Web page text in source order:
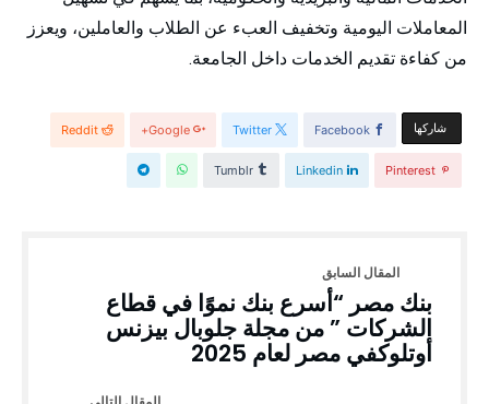
المعاملات اليومية وتخفيف العبء عن الطلاب والعاملين، ويعزز
من كفاءة تقديم الخدمات داخل الجامعة.
‫‫ شاركها‬ Facebook
Twitter
Google+
Reddit
Pinterest
Linkedin
Tumblr
بنك مصر “أسرع بنك نموًا في قطاع
الشركات ” من مجلة جلوبال بيزنس
أوتلوكفي مصر لعام 2025